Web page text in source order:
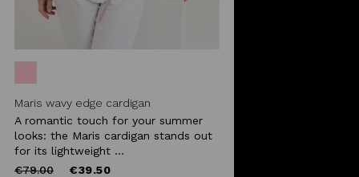
Maris wavy edge cardigan
A romantic touch for your summer
looks: the Maris cardigan stands out
for its lightweight ...
Price
€79.00to €39.50